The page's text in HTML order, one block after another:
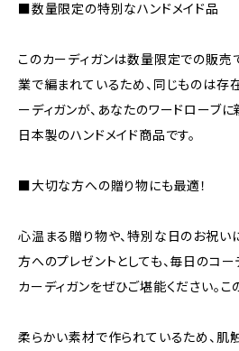
■数量限定の特別なハンドメイド品
このカーディガンは数量限定での販売
業で編まれているため、同じものは存
ーディガンが、あなたのワードローブ
日本製のハンドメイド商品です。
■大切な方への贈り物にも最適！
心温まる贈り物や、特別な日のお祝い
方へのプレゼントとしても、毎日のコ
カーディガンをぜひご堪能ください。こ
柔らかい素材で作られているため、肌